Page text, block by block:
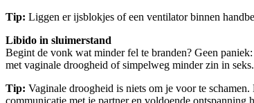
Tip: Liggen er ijsblokjes of een ventilator binnen
Libido in sluimerstand
Begint de vonk wat minder fel te branden? Geen
met vaginale droogheid of simpelweg minder zin in seks.
Tip: Vaginale droogheid is niets om je voor te
communicatie met je partner en voldoende ontspanning